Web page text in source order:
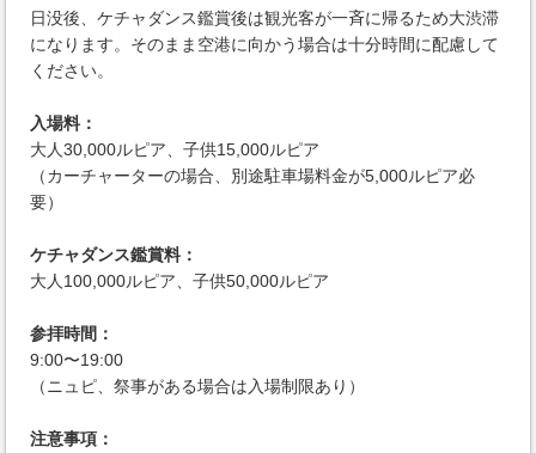
日没後、ケチャダンス鑑賞後は観光客が一斉に帰るため大渋滞
になります。そのまま空港に向かう場合は十分時間に配慮して
ください。
入場料：
大人30,000ルピア、子供15,000ルピア
（カーチャーターの場合、別途駐車場料金が5,000ルピア必
要）
ケチャダンス鑑賞料：
大人100,000ルピア、子供50,000ルピア
参拝時間：
9:00〜19:00
（ニュピ、祭事がある場合は入場制限あり）
注意事項：